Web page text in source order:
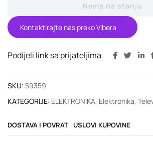
Nema na stanju
Kontaktirajte nas preko Vibera
Podijeli link sa prijateljima
SKU: 59359
KATEGORIJE: ELEKTRONIKA, Elektronika,
DOSTAVA I POVRAT USLOVI KUPOVINE